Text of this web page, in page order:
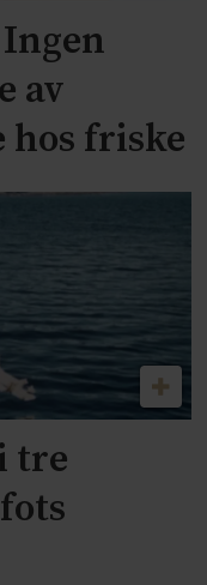
av
hos friske
tre